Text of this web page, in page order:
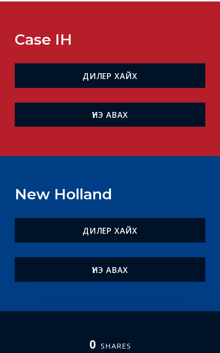
Case IH
ДИЛЕР ХАЙХ
ҮНЭ АВАХ
New Holland
ДИЛЕР ХАЙХ
ҮНЭ АВАХ
0 SHARES